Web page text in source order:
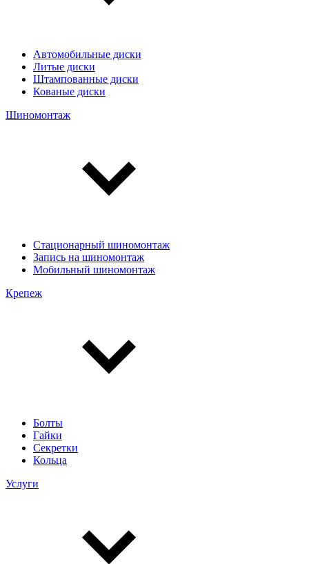
Автомобильные диски
Литые диски
Штампованные диски
Кованые диски
Шиномонтаж
Стационарный шиномонтаж
Запись на шиномонтаж
Мобильный шиномонтаж
Крепеж
Болты
Гайки
Секретки
Кольца
Услуги